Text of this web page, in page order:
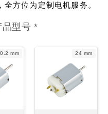
方位为定制电机服务。
型号 *
mm 24 mm